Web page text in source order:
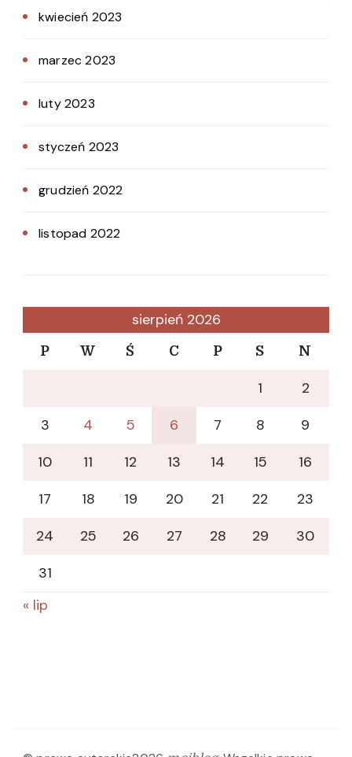
kwiecień 2023
marzec 2023
luty 2023
styczeń 2023
grudzień 2022
listopad 2022
sierpień 2026
P W Ś C P S N
1
2
3
4 5 6 7 8
9
10
11 12 13 14 15
16
17
18 19 20 21 22
23
24
25 26 27 28 29
30
31
« lip